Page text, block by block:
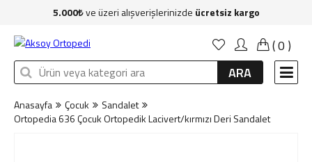
Kadın
Erkek
Çocuk
5.000 ve üzeri alışverişlerinizde ücretsiz kargo
(0 )
ARA
Anasayfa Çocuk
Sandalet
Ortopedia 636 Çocuk Ortopedik Lacivert/kırmızı Deri Sandalet